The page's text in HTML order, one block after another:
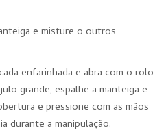
e misture o outros
enfarinhada e abra com o rolo
grande, espalhe a manteiga e
e pressione com as mãos
durante a manipulação.